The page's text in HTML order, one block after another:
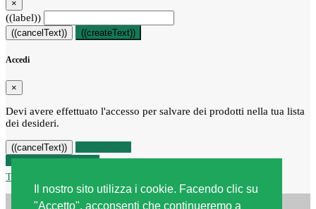
Il nostro sito utilizza i cookie. Facendo clic su
"Accetto", acconsenti che continueremo a
×
((label))
((cancelText)) ((createText))
Accedi
×
Devi avere effettuato l'accesso per salvare dei prodotti nella tua lista
dei desideri.
((cancelText))
Recesso dal contratto
Traccia stato del recesso